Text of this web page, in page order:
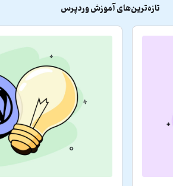
تازه‌ترین‌هایآموزش وردپرس